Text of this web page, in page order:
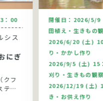
：00
シス
にぎ
クフ
テム
開催日： 2026/5/9
田植え・生きもの
2026/6/20 (土)
り・かかし作り
2026/9/5 (土) 15
刈り・生きもの観察
2026/12/19 (土)
き・お供え作り